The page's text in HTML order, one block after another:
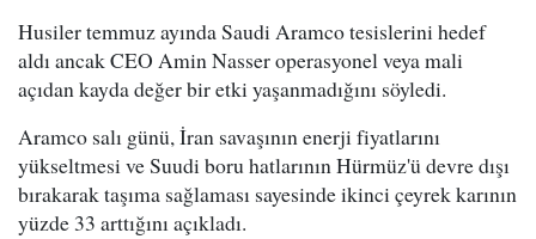
Husiler temmuz ayında Saudi Aramco tesislerini hedef
aldı ancak CEO Amin Nasser operasyonel veya mali
açıdan kayda değer bir etki yaşanmadığını söyledi.
Aramco salı günü, İran savaşının enerji fiyatlarını
yükseltmesi ve Suudi boru hatlarının Hürmüz'ü devre dışı
bırakarak taşıma sağlaması sayesinde ikinci çeyrek karının
yüzde 33 arttığını açıkladı.